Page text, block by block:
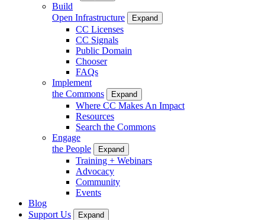
Build
Open Infrastructure
Expand
CC Licenses
CC Signals
Public Domain
Chooser
FAQs
Implement
the Commons
Expand
Where CC Makes An Impact
Resources
Search the Commons
Engage
the People
Expand
Training + Webinars
Advocacy
Community
Events
Blog
Support Us
Expand